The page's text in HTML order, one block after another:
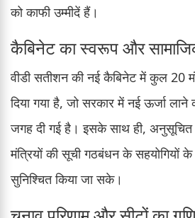
को काफी उम्मीदें हैं।
कैबिनेट का स्वरूप और
वीडी सतीशन की नई कैबिनेट में कुल 20
दिया गया है, जो सरकार में नई ऊर्जा
जगह दी गई है। इसके साथ ही, अनुसूचित
मंत्रियों की सूची गठबंधन के सहयोगियों के
सुनिश्चित किया जा सके।